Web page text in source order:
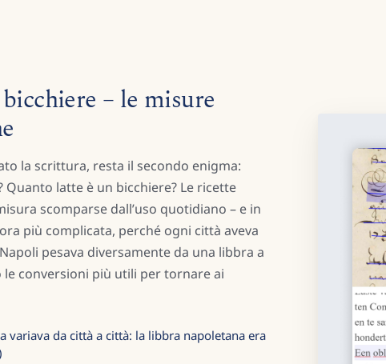
– le misure
la scrittura, resta il secondo enigma:
Quanto latte è un bicchiere? Le ricette
scomparse dall’uso quotidiano – e in
più complicata, perché ogni città aveva
pesava diversamente da una libbra a
le conversioni più utili per tornare ai
variava da città a città: la libbra napoletana era